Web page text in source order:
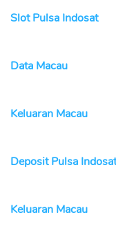
Slot Pulsa Indosat
Data Macau
Keluaran Macau
Deposit Pulsa Indosat
Keluaran Macau